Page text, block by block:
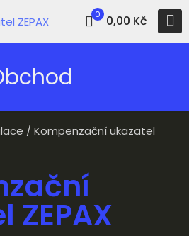
0 0,00 Kč
/ Kompenzační ukazatel
ZEPAX